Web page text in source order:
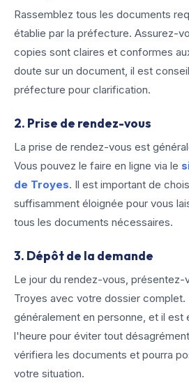
Rassemblez tous les documents
établie par la préfecture. Assurez-
copies sont claires et conformes
doute sur un document, il est
préfecture pour clarification.
2. Prise de rendez-vous
La prise de rendez-vous est
Vous pouvez le faire en ligne via le
de Troyes. Il est important de
suffisamment éloignée pour vous
tous les documents nécessaires.
3. Dépôt de la demande
Le jour du rendez-vous,
Troyes avec votre dossier
généralement en personne, et il est
l'heure pour éviter tout
vérifiera les documents et pourra
votre situation.